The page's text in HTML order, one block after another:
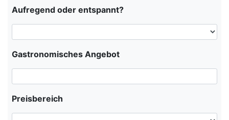
Aufregend oder entspannt?
Gastronomisches Angebot
Preisbereich